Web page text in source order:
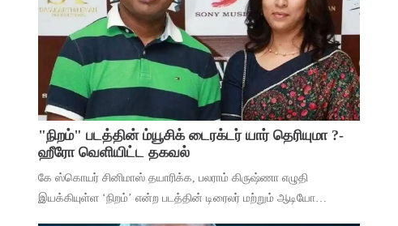
"நிறம்" படத்தின் ம்யூசிக் டைரக்டர் யார் தெரியுமா ?-
ஹீரோ வெளியிட்ட தகவல்
கே ஸ்கொயர் சினிமாஸ் தயாரிக்க, பலராம் கிருஷ்ணா எழுதி
இயக்கியுள்ள ‘நிறம்’ என்ற படத்தின் டிரைலர் மற்றும் ஆடியோ